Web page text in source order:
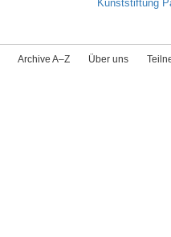
Kunststiftung
Archive A–Z Über uns